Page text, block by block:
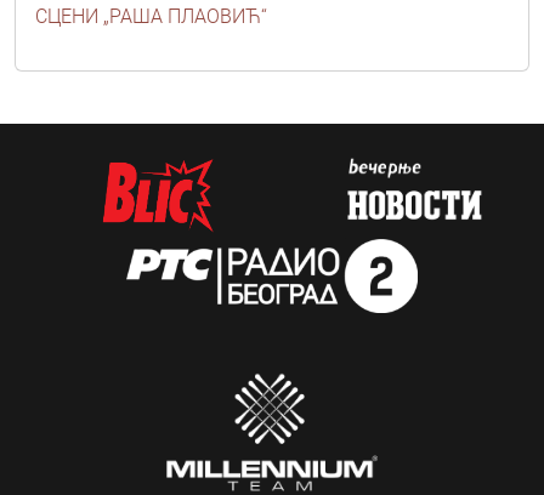
СЦЕНИ „РАША ПЛАОВИЋ“